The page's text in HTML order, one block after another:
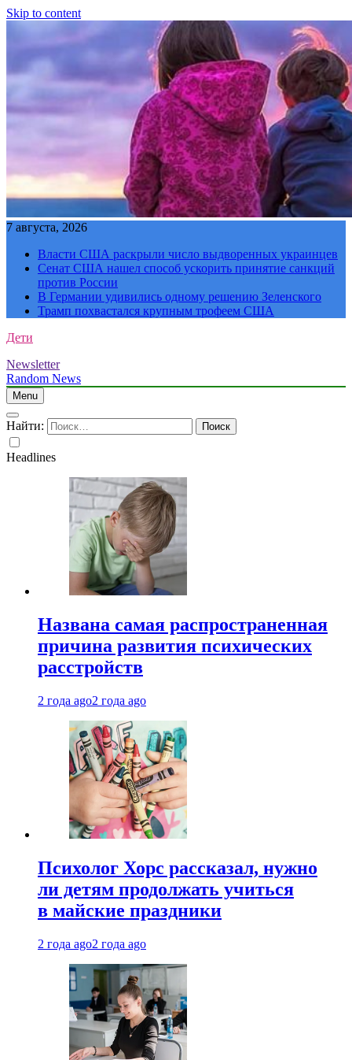
Skip to content
7 августа, 2026
Власти США раскрыли число выдворенных украинцев
Сенат США нашел способ ускорить принятие санкций
против России
В Германии удивились одному решению Зеленского
Трамп похвастался крупным трофеем США
Дети
Newsletter
Random News
Menu
Найти:
Headlines
Названа самая распространенная
причина развития психических
расстройств
2 года ago2 года ago
Психолог Хорс рассказал, нужно
ли детям продолжать учиться
в майские праздники
2 года ago2 года ago